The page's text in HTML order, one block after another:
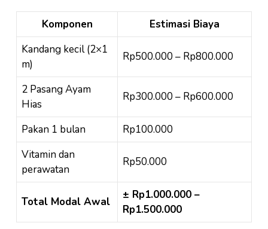
Komponen
Estimasi Biaya
Kandang kecil (2×1
m)
Rp500.000 – Rp800.000
2 Pasang Ayam
Hias
Rp300.000 – Rp600.000
Pakan 1 bulan
Rp100.000
Vitamin dan
perawatan
Rp50.000
Total Modal Awal
± Rp1.000.000 –
Rp1.500.000